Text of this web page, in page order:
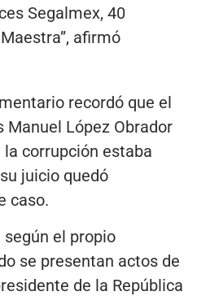
Segalmex, 40
afirmó
recordó que el
Manuel López Obrador
corrupción estaba
juicio quedó
caso.
según el propio
se presentan actos de
de la República